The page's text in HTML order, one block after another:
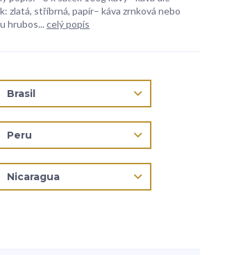
zlatá, stříbrná, papír– káva zrnková nebo
hrubos... celý popis